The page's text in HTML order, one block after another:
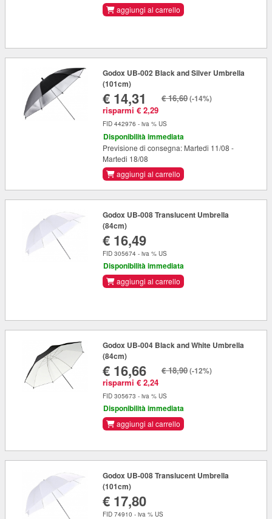
aggiungi al carrello
Godox UB-002 Black and Silver Umbrella
(101cm)
€ 14,31
risparmi € 2,29
€ 16,60(-14%)
FID 442976 - iva % US
Disponibilità immediata
Previsione di consegna: Martedi 11/08 -
Martedi 18/08
aggiungi al carrello
Godox UB-008 Translucent Umbrella
(84cm)
€ 16,49
FID 305674 - iva % US
Disponibilità immediata
aggiungi al carrello
Godox UB-004 Black and White Umbrella
(84cm)
€ 16,66
risparmi € 2,24
€ 18,90(-12%)
FID 305673 - iva % US
Disponibilità immediata
aggiungi al carrello
Godox UB-008 Translucent Umbrella
(101cm)
€ 17,80
FID 74910 - iva % US